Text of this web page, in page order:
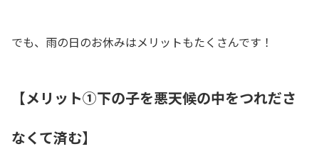
でも、雨の日のお休みはメリットもたくさんです！
【メリット①下の子を悪天候の中をつれださ
なくて済む】